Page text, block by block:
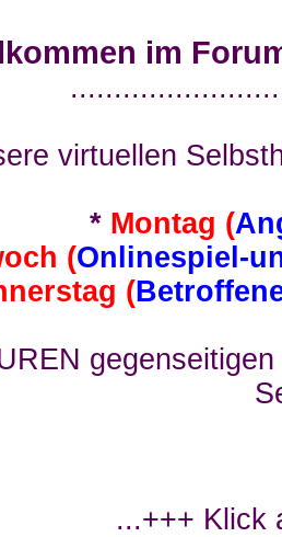
im
virtuellen
* Montag (
(Onlinespiel-
(
...+++ Klick